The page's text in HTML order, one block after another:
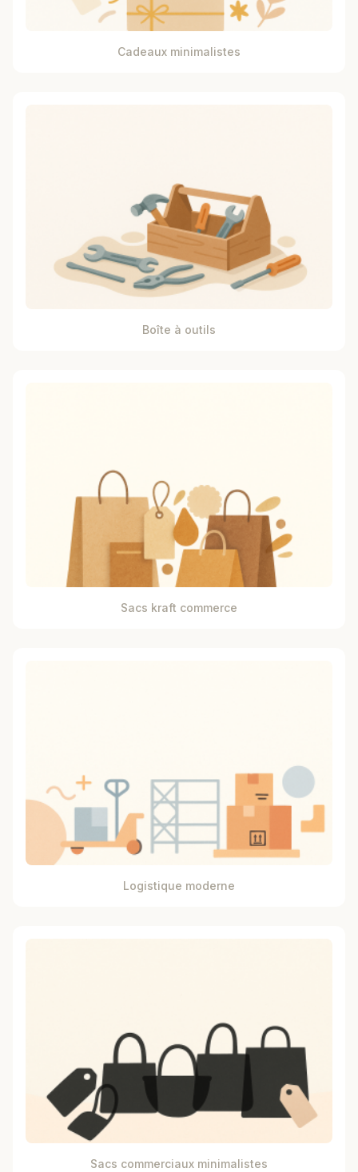
Cadeaux minimalistes
Boîte à outils
Sacs kraft commerce
Logistique moderne
Sacs commerciaux minimalistes